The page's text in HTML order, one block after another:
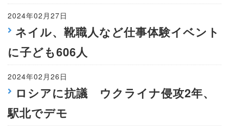
2024年02月27日
ネイル、靴職人など仕事体験イベント
に子ども606人
2024年02月26日
ロシアに抗議 ウクライナ侵攻2年、
駅北でデモ